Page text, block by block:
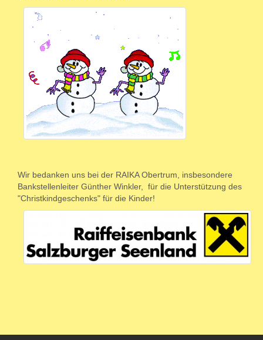
Wir bedanken uns bei der RAIKA Obertrum, insbesondere
Bankstellenleiter Günther Winkler, für die Unterstützung des
"Christkindgeschenks" für die Kinder!